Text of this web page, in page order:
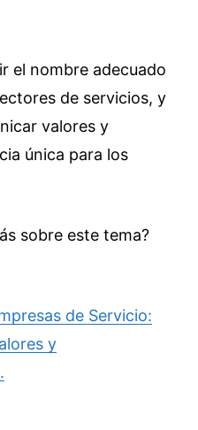
el nombre adecuado
de servicios, y
valores y
única para los
sobre este tema?
de Servicio:
y